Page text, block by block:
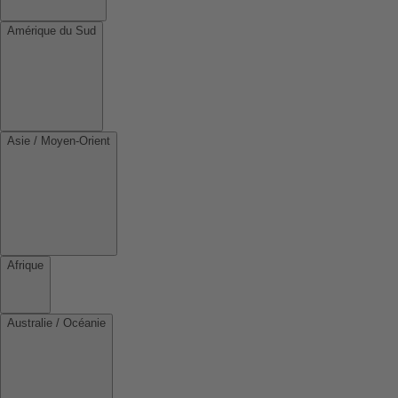
Amérique du Sud
Asie / Moyen-Orient
Afrique
Australie / Océanie